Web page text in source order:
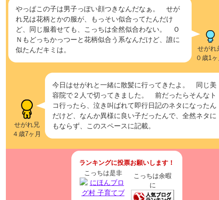
やっぱこの子は男子っぽい顔つきなんだなぁ。 せが
れ兄は花柄とかの服が、もっそい似合ってたんだけ
ど、同じ服着せても、こっちは全然似合わない。 Ｏ
Ｎもどっちかっつーと花柄似合う系なんだけど、誰に
似たんだキミは。
せがれ
０歳1
せがれ兄
４歳7ヶ月
今日はせがれと一緒に散髪に行ってきたよ。 同じ美
容院で２人で切ってきました。 前だったらそんなト
コ行ったら、泣き叫ばれて即行日記のネタになったん
だけど、なんか異様に良い子だったんで、全然ネタに
もならず、このスペースに記載。
ランキングに投票お願いします！
こっちは是非
こっちは余暇
に